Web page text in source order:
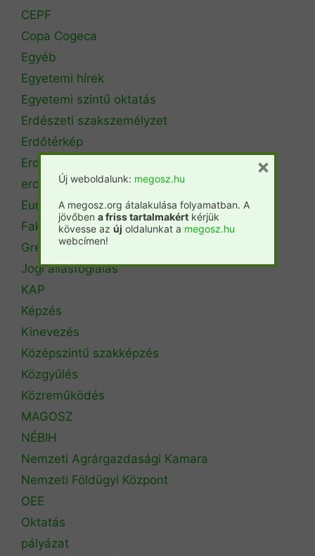
CEPF
Copa Cogeca
Egyéb
Egyetemi hírek
Egyetemi szintű oktatás
Erdészeti szakszemélyzet
Erdőtérkép
Erdőtörvény
erdőtűz
Európai Unió
Fakitermelés
Green Deal
Jogi állásfoglalás
KAP
Képzés
Kinevezés
Középszintű szakképzés
Közgyűlés
Közreműködés
MAGOSZ
NÉBIH
Nemzeti Agrárgazdasági Kamara
Nemzeti Földügyi Központ
OEE
Oktatás
pályázat
Új weboldalunk: megosz.hu
A megosz.org átalakulása folyamatban. A
jövőben a friss tartalmakért kérjük
kövesse az új oldalunkat a megosz.hu
webcímen!
×